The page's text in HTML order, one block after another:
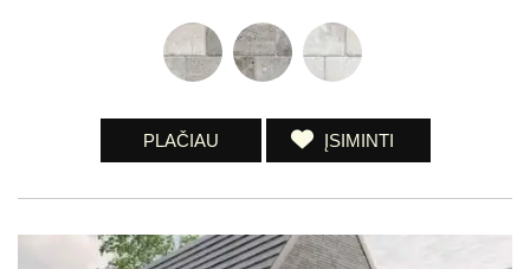
PLAČIAU ĮSIMINTI